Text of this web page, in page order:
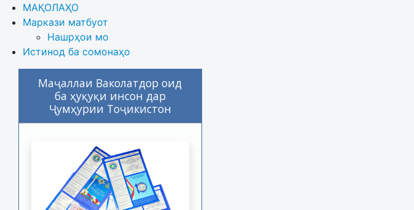
МАҚОЛАҲО
Маркази матбуот
Нашрҳои мо
Истинод ба сомонаҳо
Маҷаллаи Ваколатдор оид
ба ҳуқуқи инсон дар
Ҷумҳурии Тоҷикистон